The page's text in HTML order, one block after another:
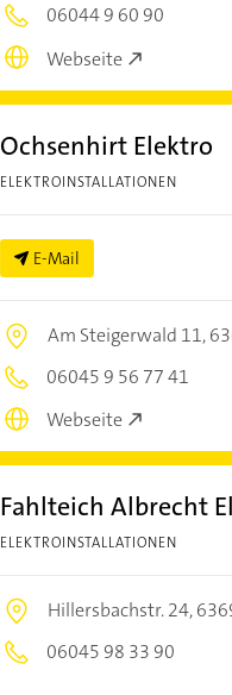
06044 9 60 90
Webseite
Ochsenhirt Elektro
ELEKTROINSTALLATIONEN
E-Mail
Am Steigerwald 11,
06045 9 56 77 41
Webseite
Fahlteich Albrecht
ELEKTROINSTALLATIONEN
Hillersbachstr. 24,
06045 98 33 90